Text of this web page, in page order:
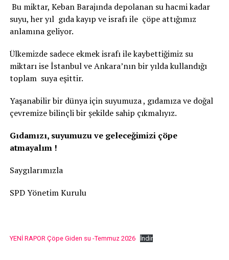
Bu miktar, Keban Barajında depolanan su hacmi kadar
suyu, her yıl gıda kayıp ve israfı ile çöpe attığımız
anlamına geliyor.
Ülkemizde sadece ekmek israfı ile kaybettiğimiz su
miktarı ise İstanbul ve Ankara’nın bir yılda kullandığı
toplam suya eşittir.
Yaşanabilir bir dünya için suyumuza , gıdamıza ve doğal
çevremize bilinçli bir şekilde sahip çıkmalıyız.
Gıdamızı, suyumuzu ve geleceğimizi çöpe
atmayalım !
Saygılarımızla
SPD Yönetim Kurulu
YENİ RAPOR Çöpe Giden su -Temmuz 2026 İndir